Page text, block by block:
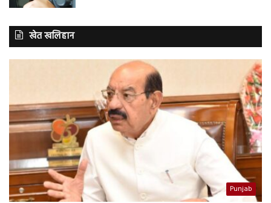
खेत खलिहान
Punjab